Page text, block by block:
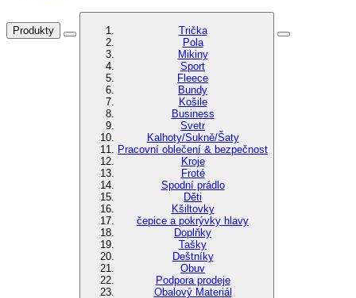
Produkty
Trička
Pola
Mikiny
Sport
Fleece
Bundy
Košile
Business
Svetr
Kalhoty/Sukně/Šaty
Pracovní oblečení & bezpečnost
Kroje
Froté
Spodní prádlo
Děti
Kšiltovky
čepice a pokrývky hlavy
Doplňky
Tašky
Deštníky
Obuv
Podpora prodeje
Obalový Materiál